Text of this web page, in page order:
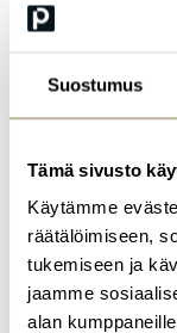
Suostumus
Tämä sivusto
Käytämme
räätälöimiseen,
tukemiseen ja
jaamme
alan
videotoiminnallisuus
yliopistosta ja
muassa Elektalla ja
Tutustu kaikkiin
valitsemme aina
Etsi koulutus &